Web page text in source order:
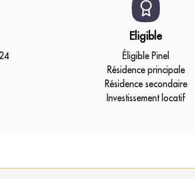
Eligible
Éligible Pinel
Résidence principale
Résidence secondaire
Investissement locatif